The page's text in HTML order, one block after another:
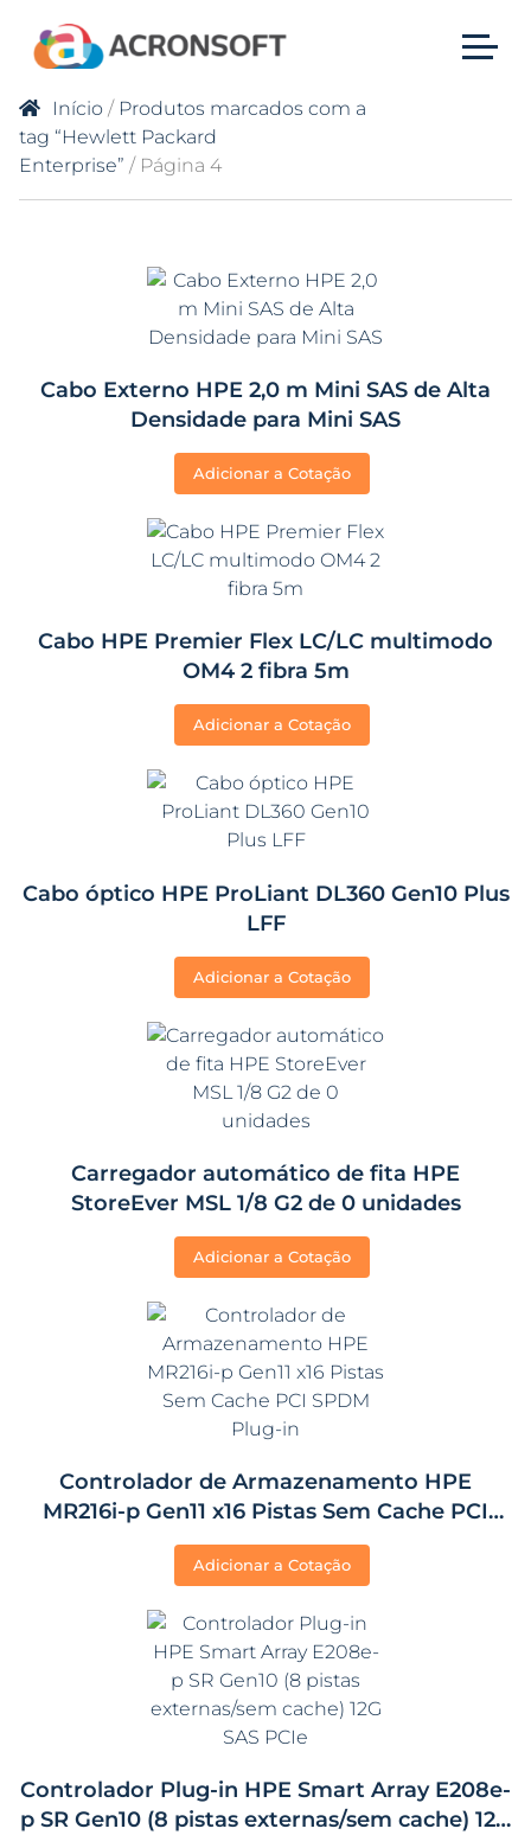
Início / Produtos marcados com a
tag “Hewlett Packard
Enterprise” / Página 4
Cabo Externo HPE 2,0 m Mini SAS de Alta
Densidade para Mini SAS
Adicionar a Cotação
Cabo HPE Premier Flex LC/LC multimodo
OM4 2 fibra 5m
Adicionar a Cotação
Cabo óptico HPE ProLiant DL360 Gen10 Plus
LFF
Adicionar a Cotação
Carregador automático de fita HPE
StoreEver MSL 1/8 G2 de 0 unidades
Adicionar a Cotação
Controlador de Armazenamento HPE
MR216i-p Gen11 x16 Pistas Sem Cache PCI
SPDM Plug-in
Adicionar a Cotação
Controlador Plug-in HPE Smart Array E208e-
p SR Gen10 (8 pistas externas/sem cache) 12G